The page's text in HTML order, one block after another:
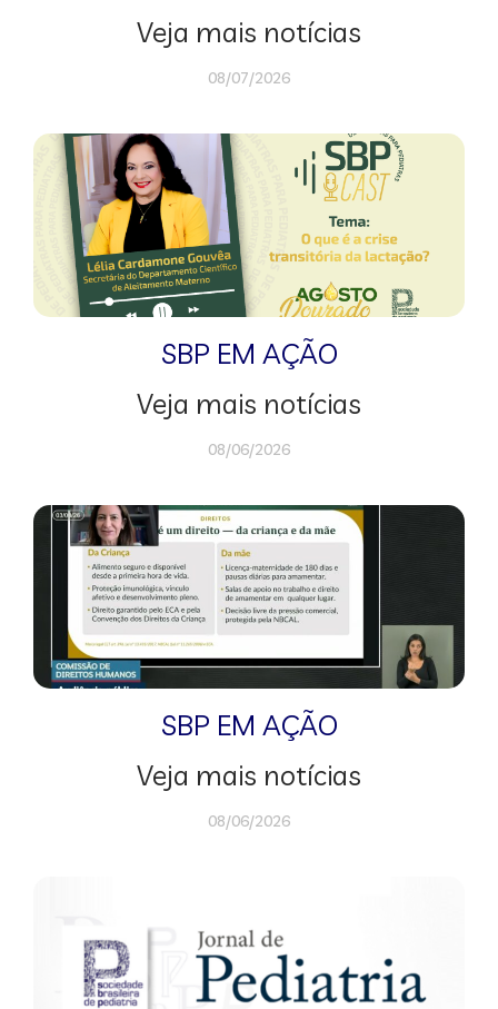
Veja mais notícias
08/07/2026
SBP EM AÇÃO
Veja mais notícias
08/06/2026
SBP EM AÇÃO
Veja mais notícias
08/06/2026